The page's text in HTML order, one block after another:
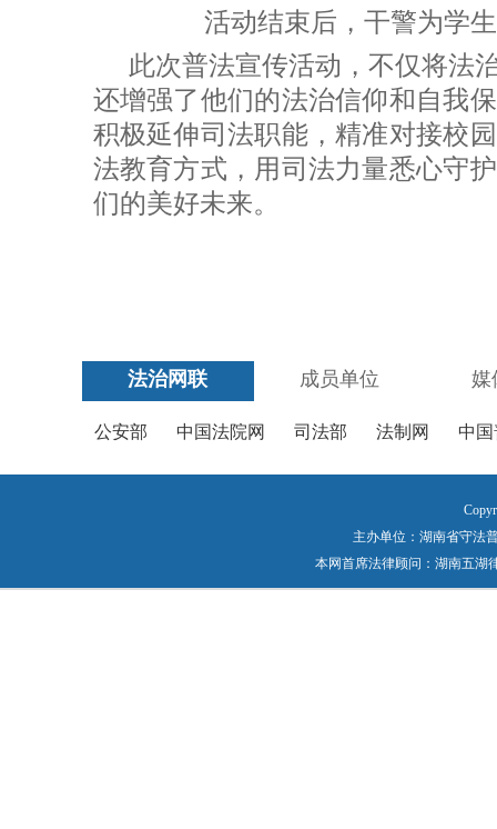
活动结束后，干警为学
此次普法宣传活动，不仅将法
还增强了他们的法治信仰和自我
积极延伸司法职能，精准对接校
法教育方式，用司法力量悉心守
们的美好未来。
法治网联 成员单位 媒
公安部 中国法院网 司法部 法制网 中
主办单位：湖南省守法
本网首席法律顾问：湖南五湖